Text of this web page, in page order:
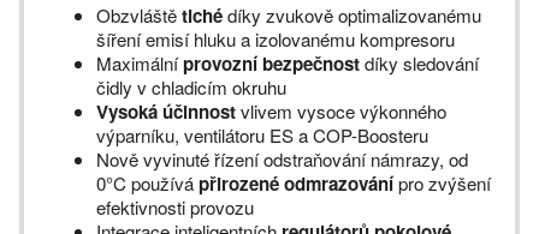
Obzvláštětichédíky zvukově optimalizovanému
šíření emisí hluku a izolovanému kompresoru
Maximálníprovozní bezpečnostdíky sledování
čidly v chladicím okruhu
Vysoká účinnostvlivem vysoce výkonného
výparníku, ventilátoru ES a COP-Boosteru
Nově vyvinuté řízení odstraňování námrazy, od
0°C používápřirozenéodmrazovánípro zvýšení
efektivnosti provozu